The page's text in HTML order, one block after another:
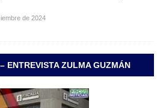
de 2024
ENTREVISTA ZULMA GUZMÁN